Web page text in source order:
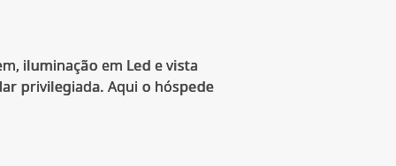
iluminação em Led e vista
privilegiada. Aqui o hóspede